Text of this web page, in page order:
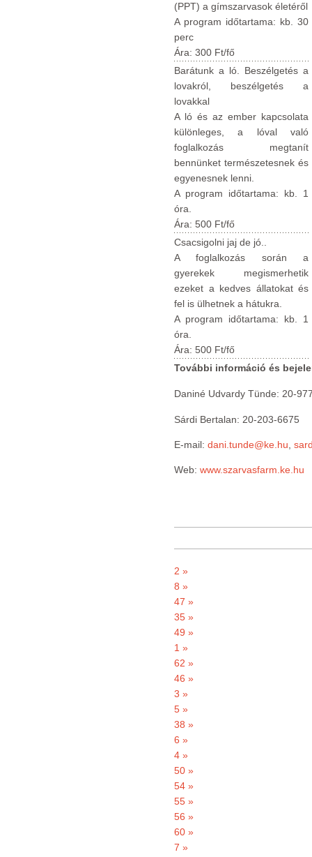
(PPT) a gímszarvasok életéről
A program időtartama: kb. 30
perc
Ára: 300 Ft/fő
Barátunk a ló. Beszélgetés a
lovakról, beszélgetés a
lovakkal
A ló és az ember kapcsolata
különleges, a lóval való
foglalkozás megtanít
bennünket természetesnek és
egyenesnek lenni.
A program időtartama: kb. 1
óra.
Ára: 500 Ft/fő
Csacsigolni jaj de jó..
A foglalkozás során a
gyerekek megismerhetik
ezeket a kedves állatokat és
fel is ülhetnek a hátukra.
A program időtartama: kb. 1
óra.
Ára: 500 Ft/fő
További információ és
Daniné Udvardy Tünde: 20-
Sárdi Bertalan: 20-203-6675
E-mail: dani.tunde@ke.hu
Web: www.szarvasfarm.ke.hu
2 »
8 »
47 »
35 »
49 »
1 »
62 »
46 »
3 »
5 »
38 »
6 »
4 »
50 »
54 »
55 »
56 »
60 »
7 »